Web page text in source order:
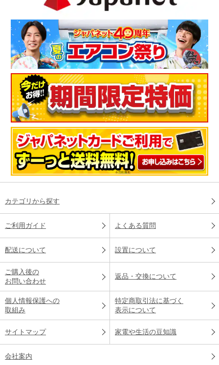
カテゴリから探す
ご利用ガイド よくある質問
配送について 設置について
ご購入後の
お問い合わせ
返品・交換について
個人情報保護への
取組み
特定商取引法に基づく
表示について
サイトマップ 家電や生活の豆知識
会社案内